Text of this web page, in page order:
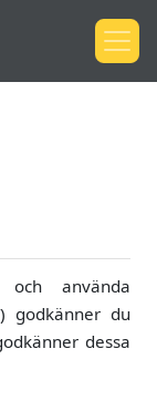
använda
godkänner du
dessa